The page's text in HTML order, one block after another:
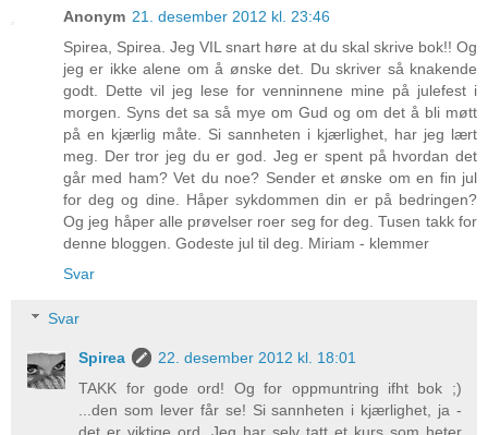
Anonym 21. desember 2012 kl. 23:46
Spirea, Spirea. Jeg VIL snart høre at du skal skrive bok!! Og
jeg er ikke alene om å ønske det. Du skriver så knakende
godt. Dette vil jeg lese for venninnene mine på julefest i
morgen. Syns det sa så mye om Gud og om det å bli møtt
på en kjærlig måte. Si sannheten i kjærlighet, har jeg lært
meg. Der tror jeg du er god. Jeg er spent på hvordan det
går med ham? Vet du noe? Sender et ønske om en fin jul
for deg og dine. Håper sykdommen din er på bedringen?
Og jeg håper alle prøvelser roer seg for deg. Tusen takk for
denne bloggen. Godeste jul til deg. Miriam - klemmer
Svar
Svar
Spirea
22. desember 2012 kl. 18:01
TAKK for gode ord! Og for oppmuntring ifht bok ;)
...den som lever får se! Si sannheten i kjærlighet, ja -